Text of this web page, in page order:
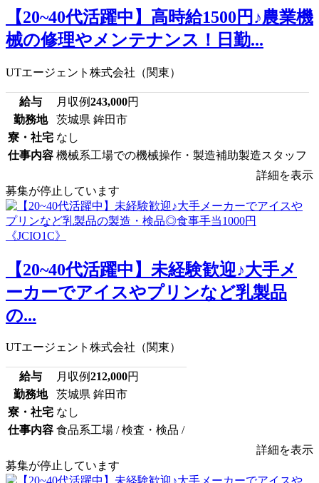
【20~40代活躍中】高時給1500円♪農業機
械の修理やメンテナンス！日勤...
UTエージェント株式会社（関東）
給与 月収例243,000円
勤務地
茨城県 鉾田市
寮・社宅 なし
仕事内容 機械系工場での機械操作・製造補助製造スタッフ
詳細を表示
募集が停止しています
【20~40代活躍中】未経験歓迎♪大手メ
ーカーでアイスやプリンなど乳製品
の...
UTエージェント株式会社（関東）
給与 月収例212,000円
勤務地
茨城県 鉾田市
寮・社宅 なし
仕事内容 食品系工場 / 検査・検品 /
詳細を表示
募集が停止しています